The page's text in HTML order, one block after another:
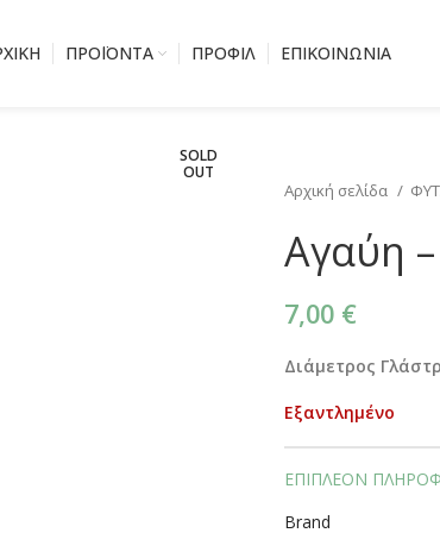
ΠΡΟΪΟΝΤΑ ΠΡΟΦΙΛ ΕΠΙΚΟΙΝΩΝΙΑ
SOLD
OUT
Αρχική σελίδα
Αγαύη
7,00 €
Διάμετρος
Εξαντλημένο
ΕΠΙΠΛΈΟΝ
Brand